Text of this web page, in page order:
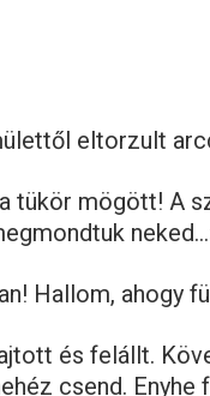
eltorzult
tükör mögött! A
Hallom, ahogy
és felállt.
csend.